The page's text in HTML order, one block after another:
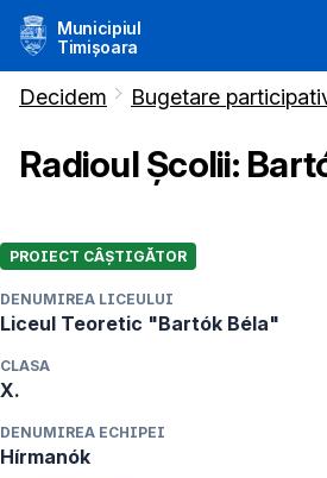
Municipiul
Timișoara
Decidem Bugetare
Radioul Școlii:
PROIECT CÂȘTIGĂTOR
DENUMIREA LICEULUI
Liceul Teoretic "Bartók Béla"
CLASA
X.
DENUMIREA ECHIPEI
Hírmanók